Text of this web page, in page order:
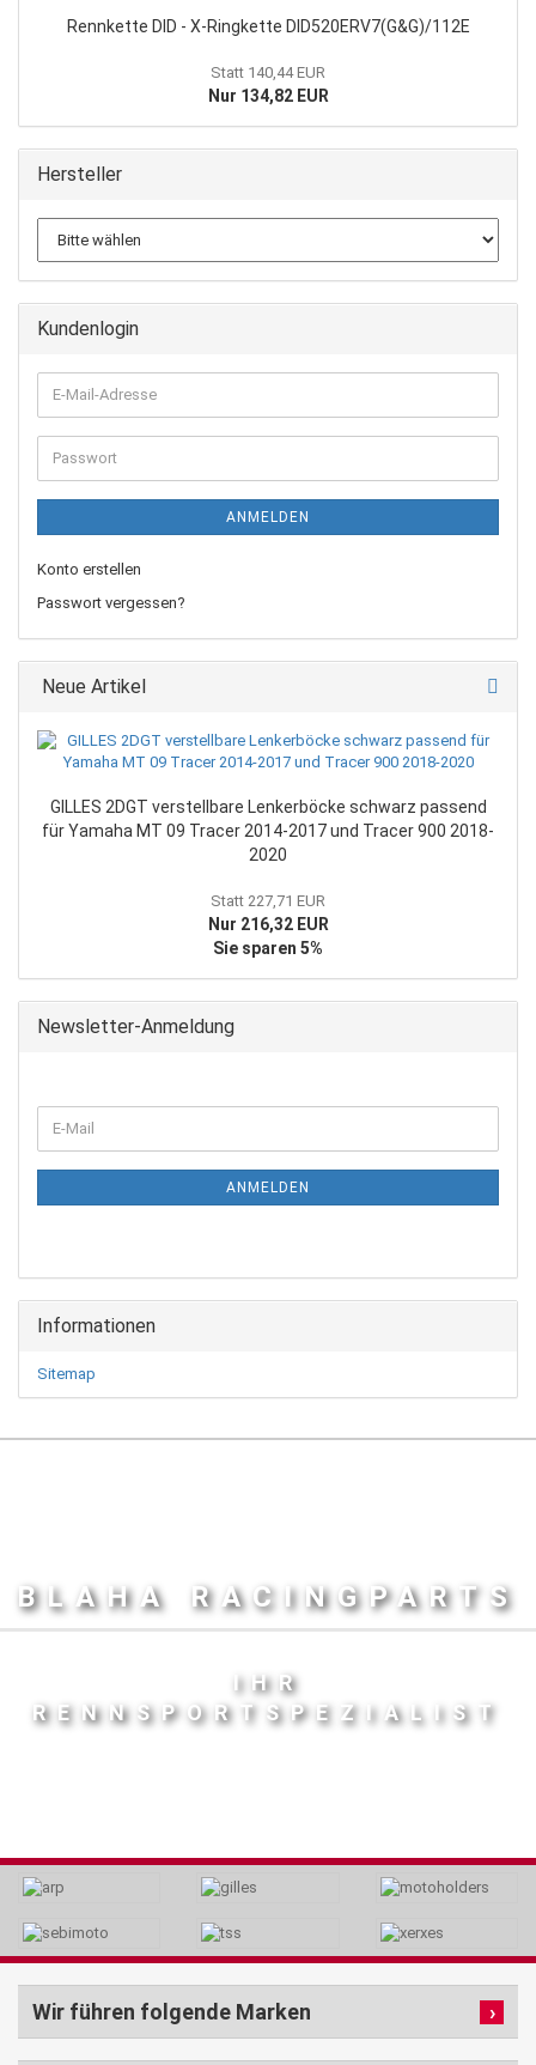
Rennkette DID - X-Ringkette DID520ERV7(G&G)/112E
Statt 140,44 EUR
Nur 134,82 EUR
Hersteller
Kundenlogin
E-
Mail-
Adresse
Passwort
ANMELDEN
Konto erstellen
Passwort vergessen?
Neue Artikel
GILLES 2DGT verstellbare Lenkerböcke schwarz passend
für Yamaha MT 09 Tracer 2014-2017 und Tracer 900 2018-
2020
Statt 227,71 EUR
Nur 216,32 EUR
Sie sparen 5%
Newsletter-Anmeldung
ZUR
NEWSLETTER-
E-
Mail
ANMELDEN
Informationen
Sitemap
BLAHA RACINGPARTS
IHR
RENNSPORTSPEZIALIST
Wir führen folgende Marken